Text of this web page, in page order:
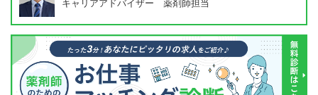
キャリアアドバイザー 薬剤師担当